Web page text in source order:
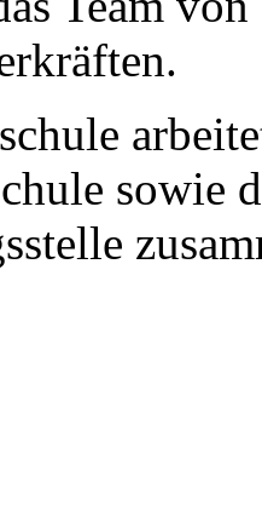
sowie